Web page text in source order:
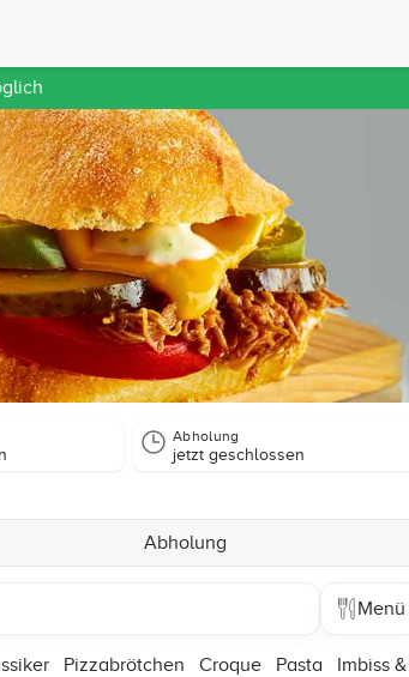
Abholung
jetzt geschlossen
Abholung
Menü
Pizzabrötchen Croque Pasta Imbiss